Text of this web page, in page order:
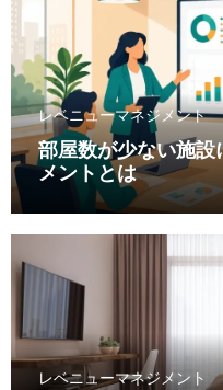
レベニューマネジメント
部屋数が少ない施設
メントとは
レベニューマネジメント